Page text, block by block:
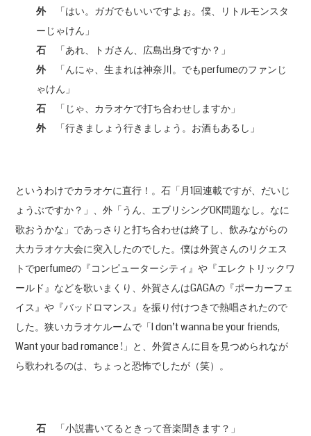
外「はい。ガガでもいいですよぉ。僕、リトルモンスタ
ーじゃけん」
石 「あれ、トガさん、広島出身ですか？」
外「んにゃ、生まれは神奈川。でもperfumeのファンじ
ゃけん」
石 「じゃ、カラオケで打ち合わせしますか」
外「行きましょう行きましょう。お酒もあるし」
というわけでカラオケに直行！。石「月1回連載ですが、だいじ
ょうぶですか？」、外「うん、エブリシングOK問題なし。なに
歌おうかな」であっさりと打ち合わせは終了し、飲みながらの
大カラオケ大会に突入したのでした。僕は外賀さんのリクエス
トでperfumeの『コンピューターシティ』や『エレクトリックワ
ールド』などを歌いまくり、外賀さんはGAGAの『ポーカーフェ
イス』や『バッドロマンス』を振り付けつきで熱唱されたので
した。狭いカラオケルームで「I don’t wanna be your friends,
Want your bad romance !」と、外賀さんに目を見つめられなが
ら歌われるのは、ちょっと恐怖でしたが（笑）。
石 「小説書いてるときって音楽聞きます？」